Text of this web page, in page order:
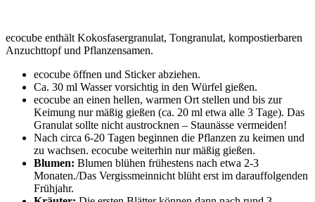
ecocube enthält Kokosfasergranulat, Tongranulat, kompostierbaren
Anzuchttopf und Pflanzensamen.
ecocube öffnen und Sticker abziehen.
Ca. 30 ml Wasser vorsichtig in den Würfel gießen.
ecocube an einen hellen, warmen Ort stellen und bis zur
Keimung nur mäßig gießen (ca. 20 ml etwa alle 3 Tage). Das
Granulat sollte nicht austrocknen – Staunässe vermeiden!
Nach circa 6-20 Tagen beginnen die Pflanzen zu keimen und
zu wachsen. ecocube weiterhin nur mäßig gießen.
Blumen: Blumen blühen frühestens nach etwa 2-3
Monaten./Das Vergissmeinnicht blüht erst im darauffolgenden
Frühjahr.